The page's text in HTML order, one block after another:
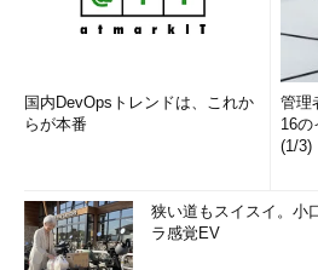
国内DevOpsトレンドは、これか
らが本番
管理
16の
(1/3)
狭い道もスイスイ。小
ラ感覚EV